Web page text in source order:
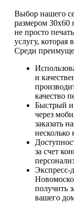
Выбор нашего
размером 30х60
не просто
услугу, которая
Среди
и
качество
Быстрый и
через
заказать
несколько
за счет
Экспресс-
получить
вашего